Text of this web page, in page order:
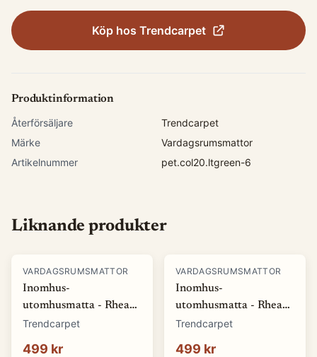
Köp hos Trendcarpet
Produktinformation
Återförsäljare
Trendcarpet
Märke
Vardagsrumsmattor
Artikelnummer
pet.col20.ltgreen-6
Liknande produkter
VARDAGSRUMSMATTOR
Inomhus-
utomhusmatta - Rhea
(vit) (Storlek: 80 x 150
Trendcarpet
499 kr
VARDAGSRUMSMATTOR
Inomhus-
utomhusmatta - Rhea
(beige) (Storlek: 80 x
Trendcarpet
499 kr